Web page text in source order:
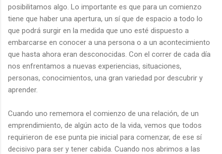
posibilitamos algo. Lo importante es que para un comienzo
tiene que haber una apertura, un sí que de espacio a todo lo
que podrá surgir en la medida que uno esté dispuesto a
embarcarse en conocer a una persona o a un acontecimiento
que hasta ahora eran desconocidas. Con el correr de cada día
nos enfrentamos a nuevas experiencias, situaciones,
personas, conocimientos, una gran variedad por descubrir y
aprender.
Cuando uno rememora el comienzo de una relación, de un
emprendimiento, de algún acto de la vida, vemos que todos
requirieron de ese punta pie inicial para comenzar, de ese sí
decisivo para ser y tener cabida. Cuando nos abrimos a las